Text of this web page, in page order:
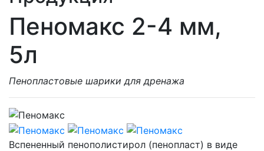
Пеномакс 2-4 мм,
5л
Пенопластовые шарики для дренажа
Вспененный пенополистирол (пенопласт) в виде